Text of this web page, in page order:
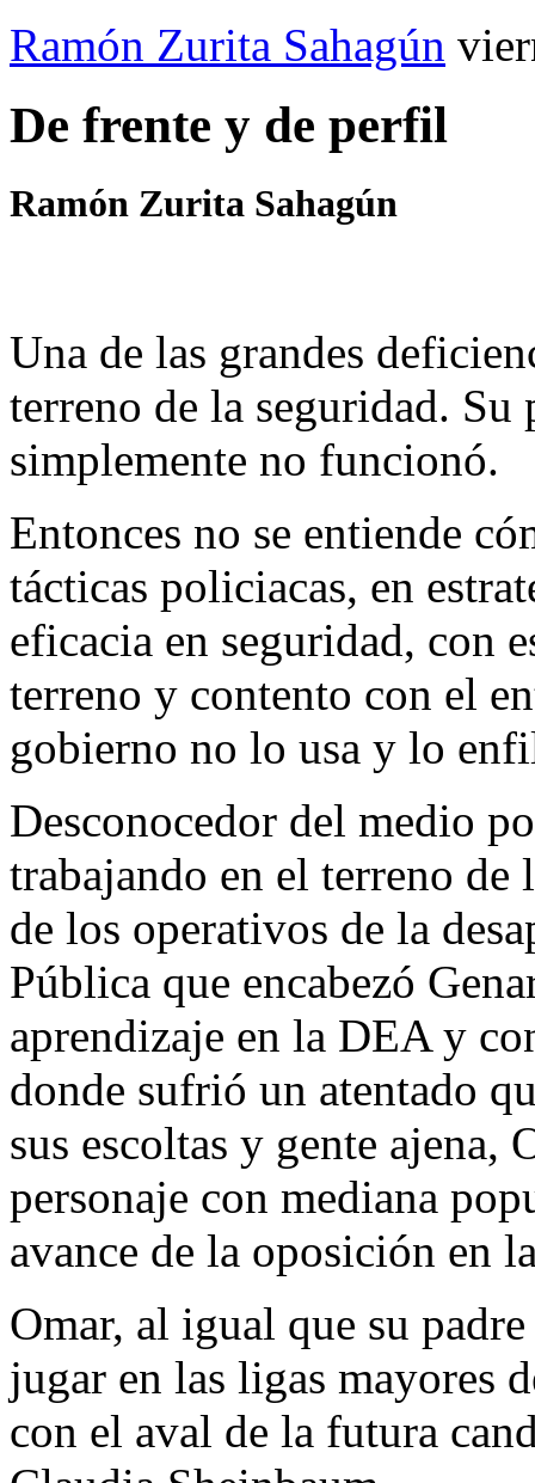
Ramón Zurita Sahagún
De frente y de perfil
Ramón Zurita Sahagún
Una de las grandes
terreno de la seguridad.
simplemente no funcionó.
Entonces no se entiende
tácticas policiacas, en
eficacia en seguridad, con
terreno y contento con el
gobierno no lo usa y lo
Desconocedor del medio
trabajando en el terreno
de los operativos de la
Pública que encabezó
aprendizaje en la DEA y
donde sufrió un atentado
sus escoltas y gente ajena,
personaje con mediana
avance de la oposición en
Omar, al igual que su
jugar en las ligas mayores
con el aval de la futura